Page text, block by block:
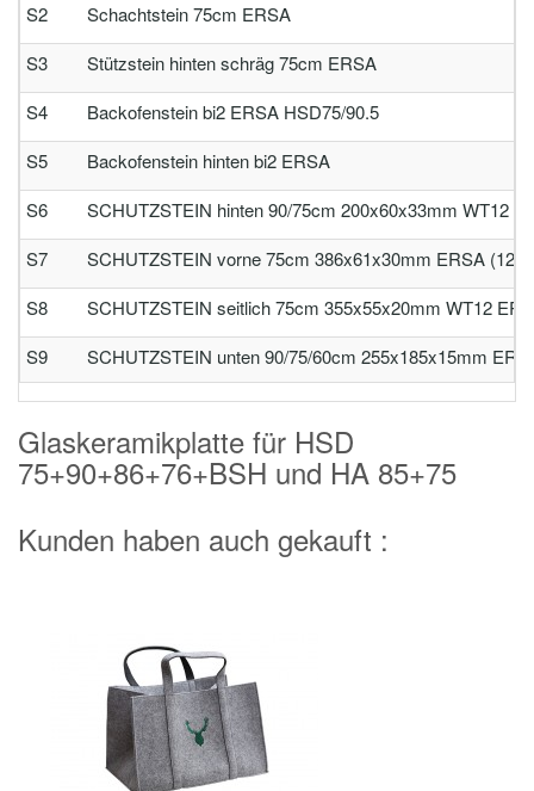
S2
Schachtstein 75cm ERSA
S3
Stützstein hinten schräg 75cm ERSA
S4
Backofenstein bi2 ERSA HSD75/90.5
S5
Backofenstein hinten bi2 ERSA
S6
SCHUTZSTEIN hinten 90/75cm 200x60x33mm WT12
S7
SCHUTZSTEIN vorne 75cm 386x61x30mm ERSA
S8
SCHUTZSTEIN seitlich 75cm 355x55x20mm WT12
S9
SCHUTZSTEIN unten 90/75/60cm 255x185x15mm
Glaskeramikplatte für HSD
75+90+86+76+BSH und HA 85+75
Kunden haben auch gekauft :